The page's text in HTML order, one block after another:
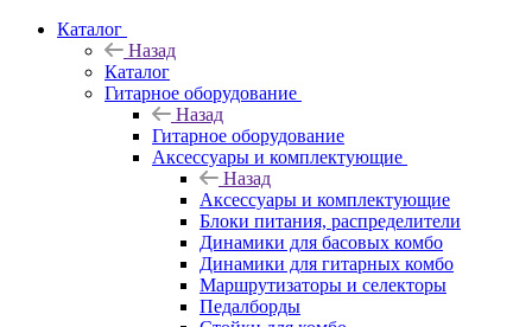
Каталог
Назад
Каталог
Гитарное оборудование
Назад
Гитарное оборудование
Аксессуары и комплектующие
Назад
Аксессуары и комплектующие
Блоки питания, распределители
Динамики для басовых комбо
Динамики для гитарных комбо
Маршрутизаторы и селекторы
Педалборды